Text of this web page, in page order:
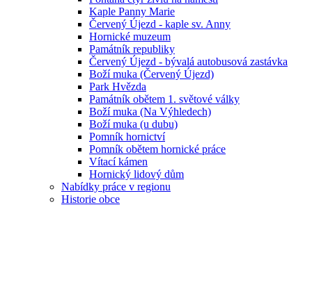
Kaple Panny Marie
Červený Újezd - kaple sv. Anny
Hornické muzeum
Památník republiky
Červený Újezd - bývalá autobusová zastávka
Boží muka (Červený Újezd)
Park Hvězda
Památník obětem 1. světové války
Boží muka (Na Výhledech)
Boží muka (u dubu)
Pomník hornictví
Pomník obětem hornické práce
Vítací kámen
Hornický lidový dům
Nabídky práce v regionu
Historie obce